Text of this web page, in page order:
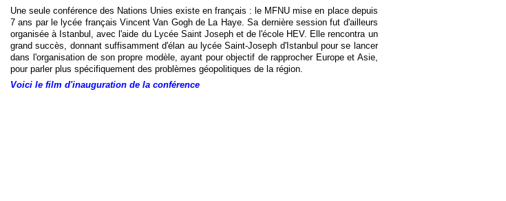
Une seule conférence des Nations Unies existe en français : le MFNU mise en place depuis
7 ans par le lycée français Vincent Van Gogh de La Haye. Sa dernière session fut d'ailleurs
organisée à Istanbul, avec l'aide du Lycée Saint Joseph et de l'école HEV. Elle rencontra un
grand succès, donnant suffisamment d'élan au lycée Saint-Joseph d'Istanbul pour se lancer
dans l'organisation de son propre modèle, ayant pour objectif de rapprocher Europe et Asie,
pour parler plus spécifiquement des problèmes géopolitiques de la région.
Voici le film d'inauguration de la conférence